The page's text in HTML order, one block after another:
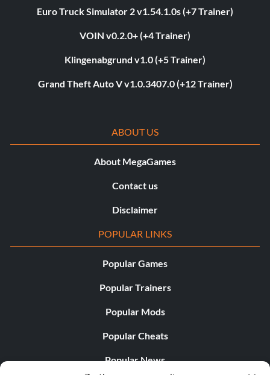
Euro Truck Simulator 2 v1.54.1.0s (+7 Trainer)
VOIN v0.2.0+ (+4 Trainer)
Klingenabgrund v1.0 (+5 Trainer)
Grand Theft Auto V v1.0.3407.0 (+12 Trainer)
ABOUT US
About MegaGames
Contact us
Disclaimer
POPULAR LINKS
Popular Games
Popular Trainers
Popular Mods
Popular Cheats
Popular News